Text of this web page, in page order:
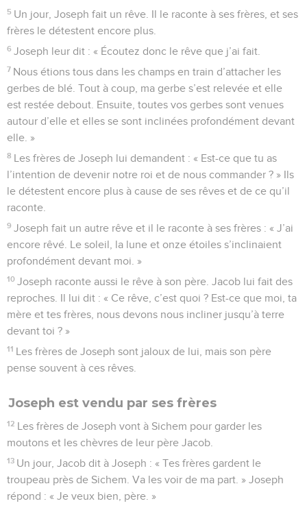
5 Un jour, Joseph fait un rêve. Il le raconte à ses frères, et ses
frères le détestent encore plus.
6 Joseph leur dit : « Écoutez donc le rêve que j’ai fait.
7 Nous étions tous dans les champs en train d’attacher les
gerbes de blé. Tout à coup, ma gerbe s’est relevée et elle
est restée debout. Ensuite, toutes vos gerbes sont venues
autour d’elle et elles se sont inclinées profondément devant
elle. »
8 Les frères de Joseph lui demandent : « Est-ce que tu as
l’intention de devenir notre roi et de nous commander ? » Ils
le détestent encore plus à cause de ses rêves et de ce qu’il
raconte.
9 Joseph fait un autre rêve et il le raconte à ses frères : « J’ai
encore rêvé. Le soleil, la lune et onze étoiles s’inclinaient
profondément devant moi. »
10 Joseph raconte aussi le rêve à son père. Jacob lui fait des
reproches. Il lui dit : « Ce rêve, c’est quoi ? Est-ce que moi, ta
mère et tes frères, nous devons nous incliner jusqu’à terre
devant toi ? »
11 Les frères de Joseph sont jaloux de lui, mais son père
pense souvent à ces rêves.
Joseph est vendu par ses frères
12 Les frères de Joseph vont à Sichem pour garder les
moutons et les chèvres de leur père Jacob.
13 Un jour, Jacob dit à Joseph : « Tes frères gardent le
troupeau près de Sichem. Va les voir de ma part. » Joseph
répond : « Je veux bien, père. »